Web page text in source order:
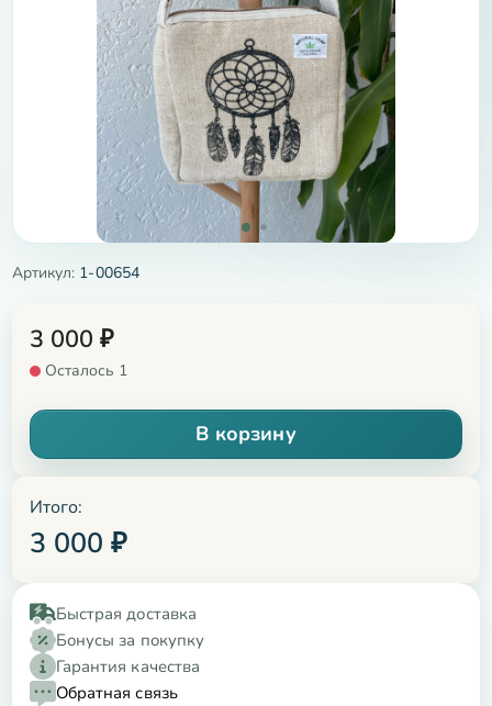
Артикул: 1-00654
3 000 ₽
Осталось 1
В корзину
Итого:
3 000 ₽
Быстрая доставка
Бонусы за покупку
Гарантия качества
Обратная связь